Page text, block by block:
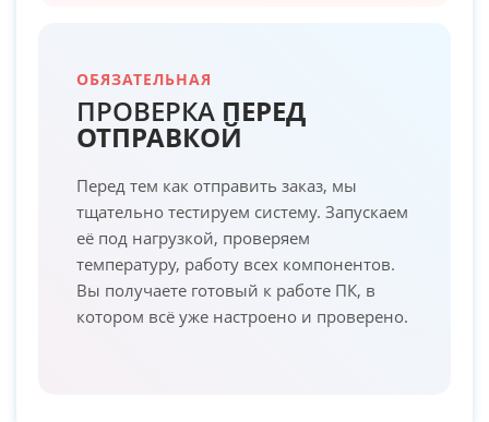
ОБЯЗАТЕЛЬНАЯ
ПРОВЕРКА ПЕРЕД
ОТПРАВКОЙ
Перед тем как отправить заказ, мы
тщательно тестируем систему. Запускаем
её под нагрузкой, проверяем
температуру, работу всех компонентов.
Вы получаете готовый к работе ПК, в
котором всё уже настроено и проверено.